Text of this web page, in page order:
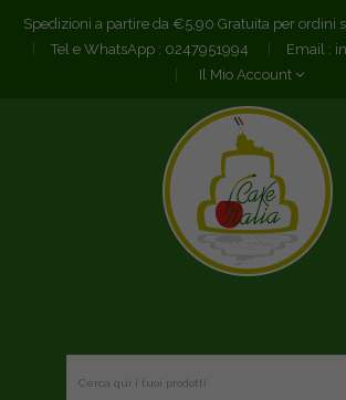
Spedizioni a partire da €5,90 Gratuita per ordini
Tel e WhatsApp : 0247951994 Email :
Il Mio Account